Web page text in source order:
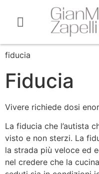
fiducia
Fiducia
Vivere richiede dosi
La fiducia che l’autista
visto e non sterzi. La
la strada più veloce ed
nel credere che la